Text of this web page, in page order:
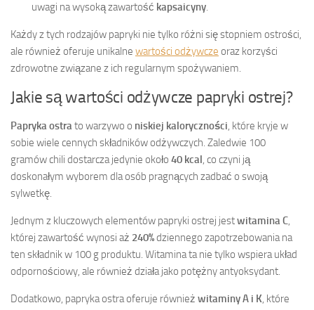
uwagi na wysoką zawartość kapsaicyny.
Każdy z tych rodzajów papryki nie tylko różni się stopniem ostrości,
ale również oferuje unikalne wartości odżywcze oraz korzyści
zdrowotne związane z ich regularnym spożywaniem.
Jakie są wartości odżywcze papryki ostrej?
Papryka ostrato warzywo o niskiej kaloryczności, które kryje w
sobie wiele cennych składników odżywczych. Zaledwie 100
gramów chili dostarcza jedynie około 40 kcal, co czyni ją
doskonałym wyborem dla osób pragnących zadbać o swoją
sylwetkę.
Jednym z kluczowych elementów papryki ostrej jestwitamina C,
której zawartość wynosi aż 240%dziennego zapotrzebowania na
ten składnik w 100 g produktu. Witamina ta nie tylko wspiera układ
odpornościowy, ale również działa jako potężny antyoksydant.
Dodatkowo, papryka ostra oferuje również witaminy A i K, które